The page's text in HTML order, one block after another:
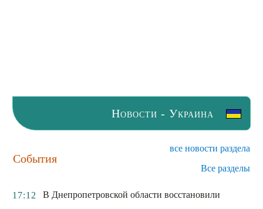
Новости - Украина
События
все новости раздела
Все разделы
17:12
В Днепропетровской области восстановили